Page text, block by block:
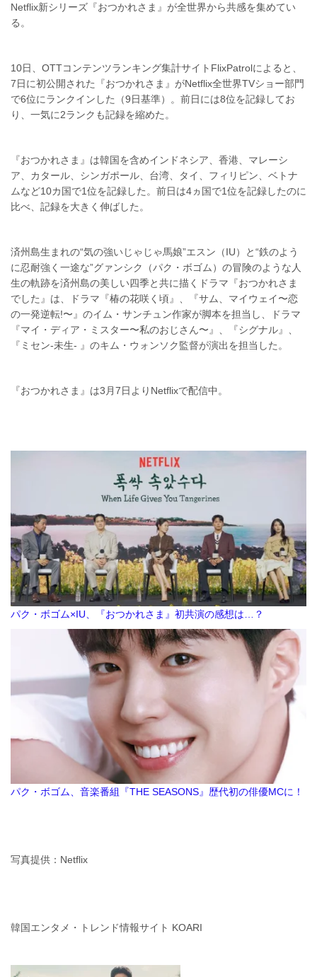
Netflix新シリーズ『おつかれさま』が全世界から共感を集めてい
る。
10日、OTTコンテンツランキング集計サイトFlixPatrolによると、
7日に初公開された『おつかれさま』がNetflix全世界TVショー部門
で6位にランクインした（9日基準）。前日には8位を記録してお
り、一気に2ランクも記録を縮めた。
『おつかれさま』は韓国を含めインドネシア、香港、マレーシ
ア、カタール、シンガポール、台湾、タイ、フィリピン、ベトナ
ムなど10カ国で1位を記録した。前日は4ヵ国で1位を記録したのに
比べ、記録を大きく伸ばした。
済州島生まれの“気の強いじゃじゃ馬娘”エスン（IU）と“鉄のよう
に忍耐強く一途な”グァンシク（パク・ボゴム）の冒険のような人
生の軌跡を済州島の美しい四季と共に描くドラマ『おつかれさま
でした』は、ドラマ『椿の花咲く頃』、『サム、マイウェイ〜恋
の一発逆転!〜』のイム・サンチュン作家が脚本を担当し、ドラマ
『マイ・ディア・ミスター〜私のおじさん〜』、『シグナル』、
『ミセン-未生- 』のキム・ウォンソク監督が演出を担当した。
『おつかれさま』は3月7日よりNetflixで配信中。
パク・ボゴム×IU、『おつかれさま』初共演の感想は…？
パク・ボゴム、音楽番組『THE SEASONS』歴代初の俳優MCに！
写真提供：Netflix
韓国エンタメ・トレンド情報サイト KOARI